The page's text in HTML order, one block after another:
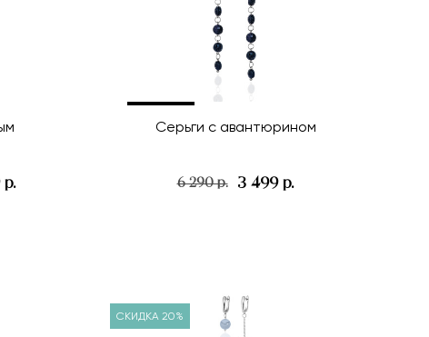
р.
Серьги с авантюрином
6 290 р. 3 499 р.
СКИДКА 20%